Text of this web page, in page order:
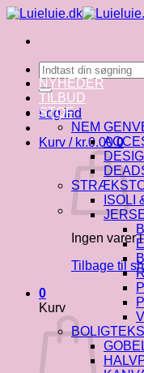
Fortsæt
indhold
Søg
efter:
Log ind
Kurv / kr.0.00 0
Ingen varer
Tilbage til
0
Kurv
NYHEDER
TILBUD
STOF
NEM
ISOLI